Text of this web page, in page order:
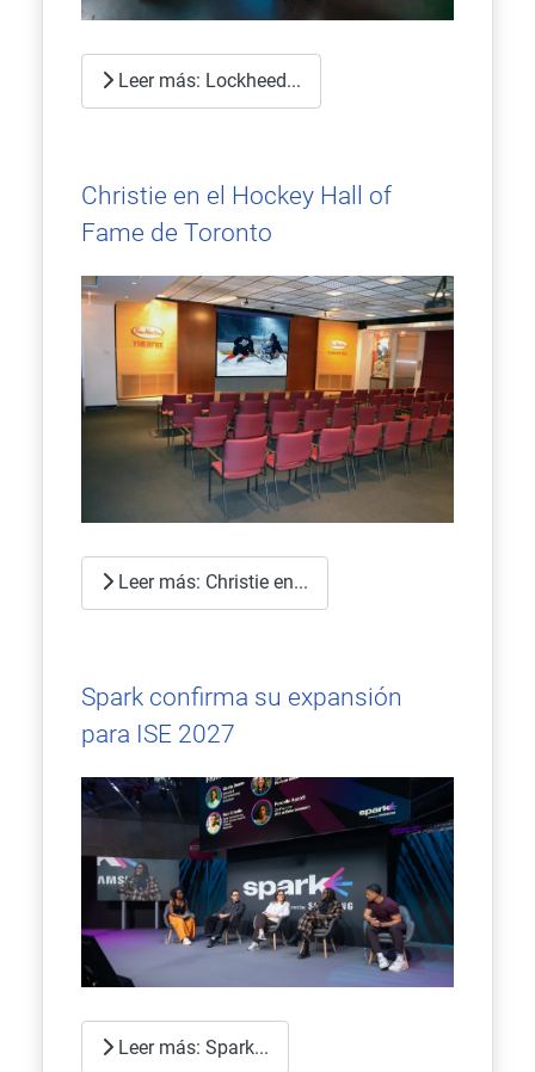
Leer más: Lockheed...
Christie en el Hockey Hall of
Fame de Toronto
Leer más: Christie en...
Spark confirma su expansión
para ISE 2027
Leer más: Spark...